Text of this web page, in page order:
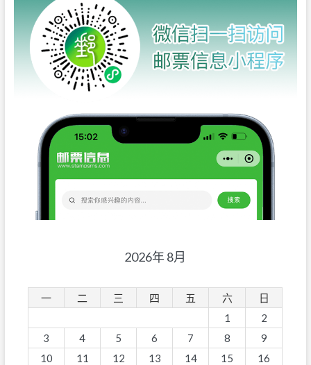
2026年 8月
一 二 三 四 五 六
日
1
2
3
4 5 6 7 8
9
10
11 12 13 14 15
16